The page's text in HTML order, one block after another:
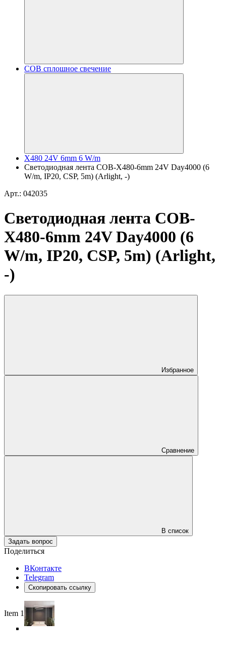
COB сплошное свечение
X480 24V 6mm 6 W/m
Светодиодная лента COB-X480-6mm 24V Day4000 (6
W/m, IP20, CSP, 5m) (Arlight, -)
Арт.: 042035
Светодиодная лента COB-
X480-6mm 24V Day4000 (6
W/m, IP20, CSP, 5m) (Arlight,
-)
Избранное
Сравнение
В список
Задать вопрос
Поделиться
ВКонтакте
Telegram
Скопировать ссылку
Item 1 of 6